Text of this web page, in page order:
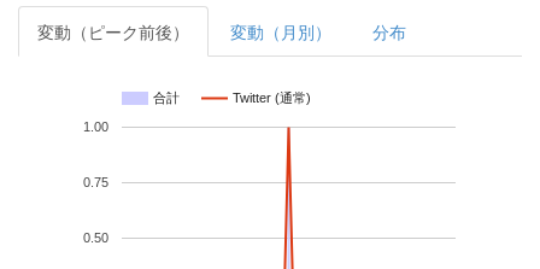
変動（ピーク前後） 変動（月別） 分布
合計 Twitter (通常)
0.50
0.75
1.00